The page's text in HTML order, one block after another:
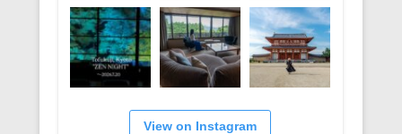
View on Instagram